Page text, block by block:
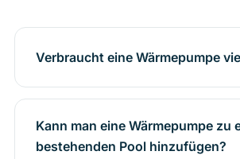
Verbraucht eine Wärmepumpe
Kann man eine Wärmepumpe zu
bestehenden Pool hinzufügen?